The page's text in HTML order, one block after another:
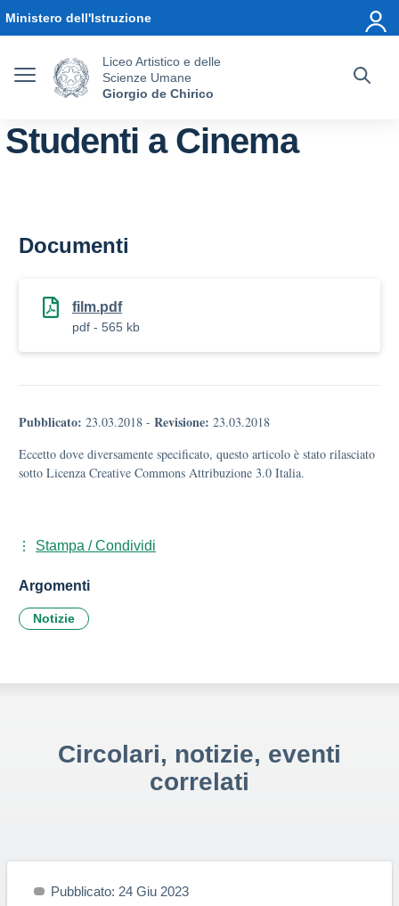
Ministero dell'Istruzione
Liceo Artistico e delle
Scienze Umane
Giorgio de Chirico
Studenti a Cinema
Documenti
film.pdf
pdf - 565 kb
Pubblicato: 23.03.2018 - Revisione: 23.03.2018
Eccetto dove diversamente specificato, questo articolo è stato rilasciato
sotto Licenza Creative Commons Attribuzione 3.0 Italia.
Stampa / Condividi
Argomenti
Notizie
Circolari, notizie, eventi
correlati
Pubblicato: 24 Giu 2023